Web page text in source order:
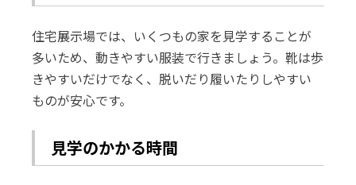
住宅展示場では、いくつもの家を見学することが
多いため、動きやすい服装で行きましょう。靴は歩
きやすいだけでなく、脱いだり履いたりしやすい
ものが安心です。
見学のかかる時間